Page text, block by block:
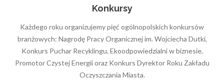
Konkursy
Każdego roku organizujemy pięć ogólnopolskich konkursów
branżowych: Nagrodę Pracy Organicznej im. Wojciecha Dutki,
Konkurs Puchar Recyklingu, Ekoodpowiedzialni w biznesie,
Promotor Czystej Energii oraz Konkurs Dyrektor Roku Zakładu
Oczyszczania Miasta.